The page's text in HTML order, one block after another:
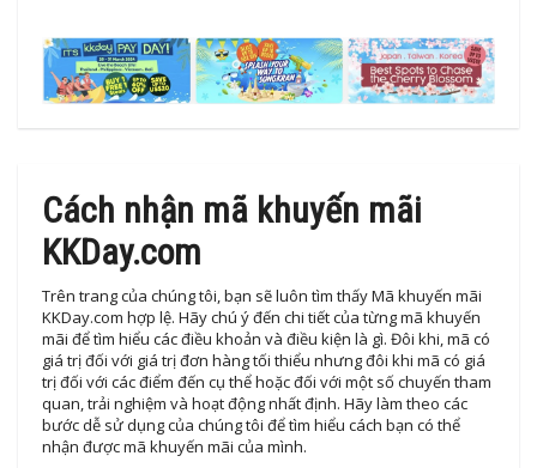
Cách nhận mã khuyến mãi
KKDay.com
Trên trang của chúng tôi, bạn sẽ luôn tìm thấy Mã khuyến mãi
KKDay.com hợp lệ. Hãy chú ý đến chi tiết của từng mã khuyến
mãi để tìm hiểu các điều khoản và điều kiện là gì. Đôi khi, mã có
giá trị đối với giá trị đơn hàng tối thiểu nhưng đôi khi mã có giá
trị đối với các điểm đến cụ thể hoặc đối với một số chuyến tham
quan, trải nghiệm và hoạt động nhất định. Hãy làm theo các
bước dễ sử dụng của chúng tôi để tìm hiểu cách bạn có thể
nhận được mã khuyến mãi của mình.